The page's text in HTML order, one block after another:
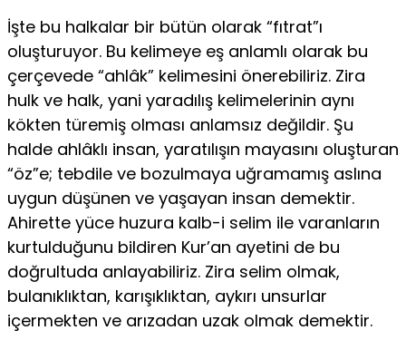
İşte bu halkalar bir bütün olarak “fıtrat”ı
oluşturuyor. Bu kelimeye eş anlamlı olarak bu
çerçevede “ahlâk” kelimesini önerebiliriz. Zira
hulk ve halk, yani yaradılış kelimelerinin aynı
kökten türemiş olması anlamsız değildir. Şu
halde ahlâklı insan, yaratılışın mayasını oluşturan
“öz”e; tebdile ve bozulmaya uğramamış aslına
uygun düşünen ve yaşayan insan demektir.
Ahirette yüce huzura kalb-i selim ile varanların
kurtulduğunu bildiren Kur’an ayetini de bu
doğrultuda anlayabiliriz. Zira selim olmak,
bulanıklıktan, karışıklıktan, aykırı unsurlar
içermekten ve arızadan uzak olmak demektir.